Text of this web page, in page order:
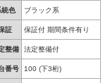
統色 ブラック系
証 保証付 期間条件有り
整備 法定整備付
番号 100 (下3桁)